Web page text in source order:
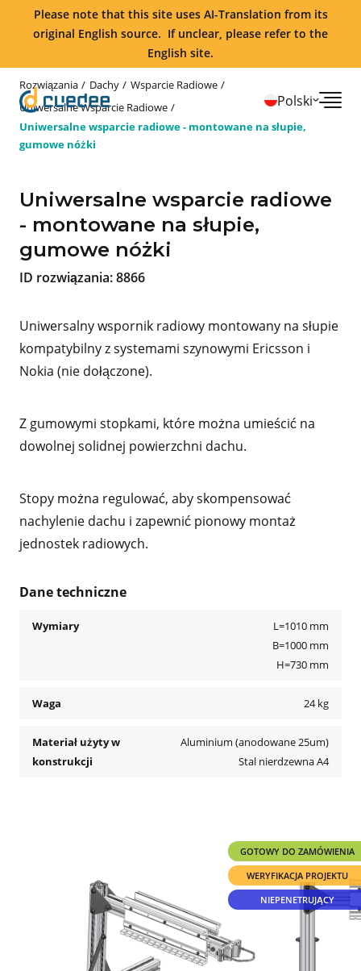
Please note that this site uses AI-Translation from its
original English source. If unclear, please refer to the
English site.
Polski
Rozwiązania Dachy
Wsparcie Radiowe
Uniwersalne Wsparcie Radiowe
Uniwersalne wsparcie radiowe - montowane na słupie,
gumowe nóżki
Uniwersalne wsparcie radiowe
- montowane na słupie,
gumowe nóżki
ID rozwiązania:8866
Uniwersalny wspornik radiowy montowany na słupie
kompatybilny z systemami szynowymi Ericsson i
Nokia (nie dołączone).
Z gumowymi stopkami, które można umieścić na
dowolnej solidnej powierzchni dachu.
Stopy można regulować, aby skompensować
nachylenie dachu i zapewnić pionowy montaż
jednostek radiowych.
Dane techniczne
Wymiary
L=1010 mm
B=1000 mm
H=730 mm
Waga 24 kg
Materiał użyty w
konstrukcji
Aluminium (anodowane 25um)
Stal nierdzewna A4
GOTOWY DO ZAMÓWIENIA
WERYFIKACJA PROJEKTU
NIEPENETRUJĄCY